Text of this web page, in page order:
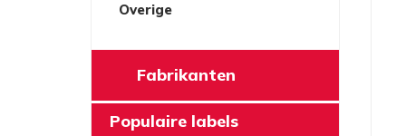
Overige
Fabrikanten
Populaire labels